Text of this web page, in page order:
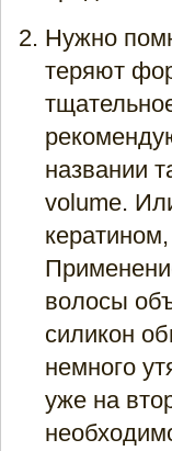
Нужно
теряют
названии
volume.
волосы
силикон
немного
уже на